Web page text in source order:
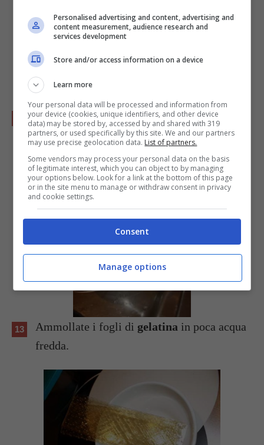
Misurate un litro dibrodo .
Ammollate i fogli di gelatina in poca acqua
fredda.
Personalised advertising and content, advertising and
content measurement, audience research and
services development
Store and/or access information on a device
Learn more
Your personal data will be processed and information from
your device (cookies, unique identifiers, and other device
data) may be stored by, accessed by and shared with 319
partners, or used specifically by this site. We and our partners
may use precise geolocation data. List of partners.
Some vendors may process your personal data on the basis
of legitimate interest, which you can object to by managing
your options below. Look for a link at the bottom of this page
or in the site menu to manage or withdraw consent in privacy
and cookie settings.
Consent
Manage options